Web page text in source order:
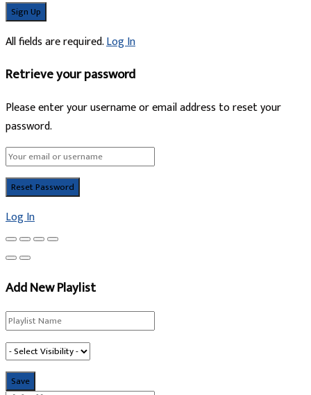
All fields are required.Log In
Retrieve your password
Please enter your username or email address to reset your
password.
Log In
Add New Playlist